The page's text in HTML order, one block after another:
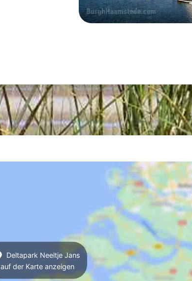
Deltapark Neeltje Jans
auf der Karte anzeigen